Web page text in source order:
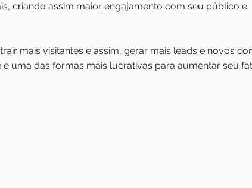
criando assim maior engajamento com seu público e
mais visitantes e assim, gerar mais leads e novos
uma das formas mais lucrativas para aumentar seu